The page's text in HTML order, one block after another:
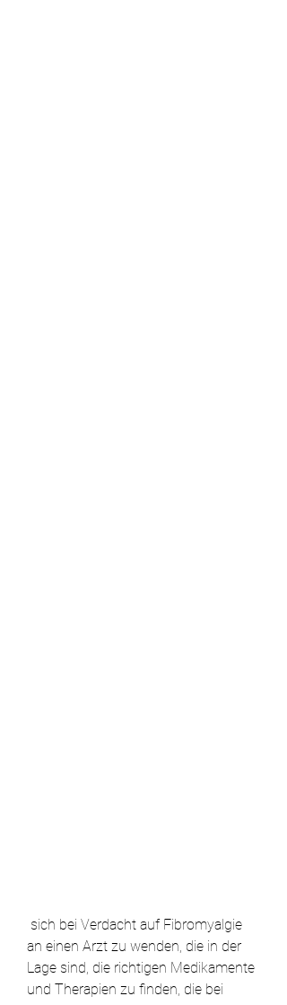
an einen Arzt zu wenden, die in der
Lage sind, die richtigen Medikamente
und Therapien zu finden, die bei